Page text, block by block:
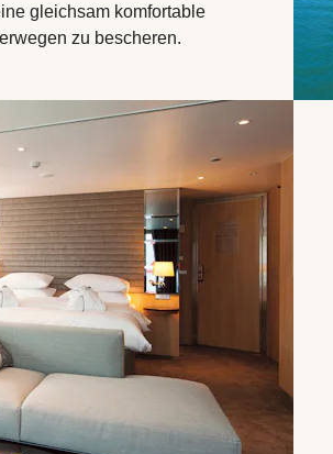
gleichsam komfortable
zu bescheren.